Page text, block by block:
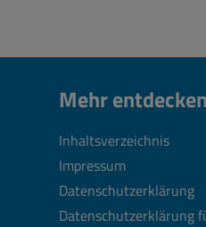
Mehr entdecken
Inhaltsverzeichnis
Impressum
Datenschutzerklärung
Datenschutzerklärung